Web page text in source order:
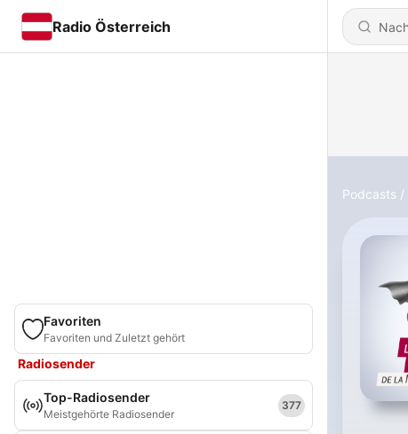
Radio Österreich
Favoriten
Favoriten und Zuletzt gehört
Radiosender
Top-Radiosender
Meistgehörte Radiosender
377
Podcasts